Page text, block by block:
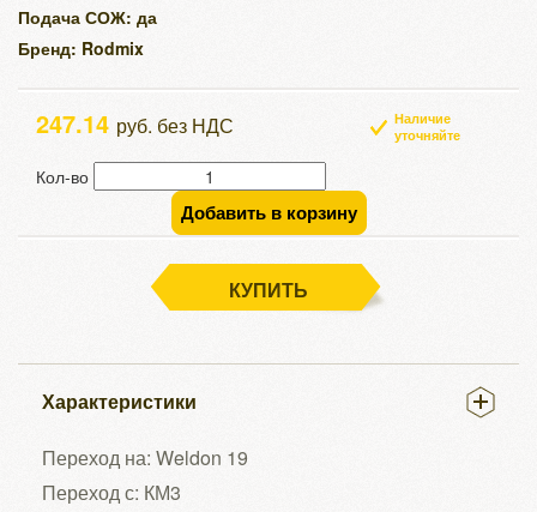
Подача СОЖ: да
Бренд: Rodmix
247.14 руб. без НДС
Наличие
уточняйте
Кол-во
Добавить в корзину
КУПИТЬ
Характеристики
Переход на: Weldon 19
Переход с: КМ3